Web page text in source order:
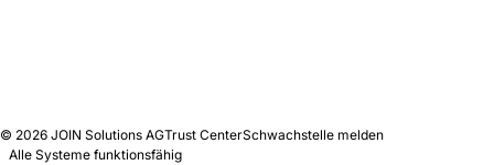
© 2026 JOIN Solutions AGTrust CenterSchwachstelle melden
Alle Systeme funktionsfähig